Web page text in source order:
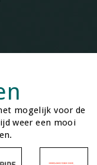
mogelijk voor de
weer een mooi